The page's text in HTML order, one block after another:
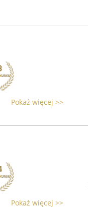
Pokaż więcej >>
Pokaż więcej >>